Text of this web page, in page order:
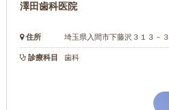
澤田歯科医院
住所 埼玉県入間市下藤沢３１３－３
診療科目 歯科